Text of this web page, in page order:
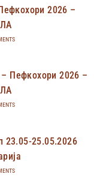
2026 –
Пефкохори 2026 –
23.05-25.05.2026